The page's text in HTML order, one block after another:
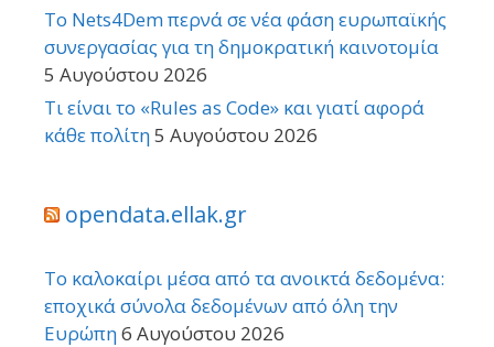
Το Nets4Dem περνά σε νέα φάση ευρωπαϊκής
συνεργασίας για τη δημοκρατική καινοτομία
5 Αυγούστου 2026
Τι είναι το «Rules as Code» και γιατί αφορά
κάθε πολίτη5 Αυγούστου 2026
opendata.ellak.gr
Το καλοκαίρι μέσα από τα ανοικτά δεδομένα:
εποχικά σύνολα δεδομένων από όλη την
Ευρώπη6 Αυγούστου 2026